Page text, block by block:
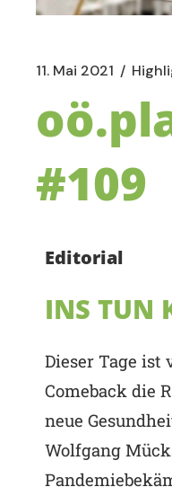
11. Mai 2021
#109
Editorial
INS TUN
Dieser Tage ist
Comeback die
neue
Wolfgang